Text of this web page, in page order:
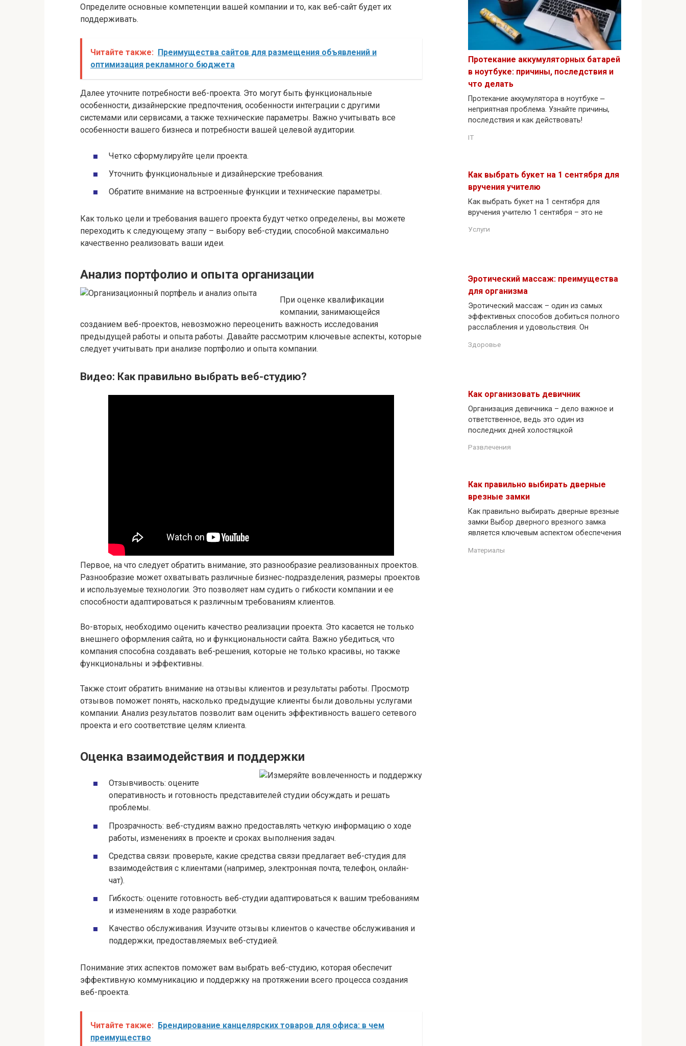
Определите основные компетенции вашей компании и то, как веб-сайт будет их
поддерживать.
Читайте также: Преимущества сайтов для размещения объявлений и
оптимизация рекламного бюджета
Далее уточните потребности веб-проекта. Это могут быть функциональные
особенности, дизайнерские предпочтения, особенности интеграции с другими
системами или сервисами, а также технические параметры. Важно учитывать все
особенности вашего бизнеса и потребности вашей целевой аудитории.
Четко сформулируйте цели проекта.
Уточнить функциональные и дизайнерские требования.
Обратите внимание на встроенные функции и технические параметры.
Как только цели и требования вашего проекта будут четко определены, вы можете
переходить к следующему этапу – выбору веб-студии, способной максимально
качественно реализовать ваши идеи.
Анализ портфолио и опыта организации
При оценке квалификации
компании, занимающейся
созданием веб-проектов, невозможно переоценить важность исследования
предыдущей работы и опыта работы. Давайте рассмотрим ключевые аспекты, которые
следует учитывать при анализе портфолио и опыта компании.
Видео: Как правильно выбрать веб-студию?
Первое, на что следует обратить внимание, это разнообразие реализованных проектов.
Разнообразие может охватывать различные бизнес-подразделения, размеры проектов
и используемые технологии. Это позволяет нам судить о гибкости компании и ее
способности адаптироваться к различным требованиям клиентов.
Во-вторых, необходимо оценить качество реализации проекта. Это касается не только
внешнего оформления сайта, но и функциональности сайта. Важно убедиться, что
компания способна создавать веб-решения, которые не только красивы, но также
функциональны и эффективны.
Также стоит обратить внимание на отзывы клиентов и результаты работы. Просмотр
отзывов поможет понять, насколько предыдущие клиенты были довольны услугами
компании. Анализ результатов позволит вам оценить эффективность вашего сетевого
проекта и его соответствие целям клиента.
Оценка взаимодействия и поддержки
Отзывчивость: оцените
оперативность и готовность представителей студии обсуждать и решать
проблемы.
Прозрачность: веб-студиям важно предоставлять четкую информацию о ходе
работы, изменениях в проекте и сроках выполнения задач.
Средства связи: проверьте, какие средства связи предлагает веб-студия для
взаимодействия с клиентами (например, электронная почта, телефон, онлайн-
чат).
Гибкость: оцените готовность веб-студии адаптироваться к вашим требованиям
и изменениям в ходе разработки.
Качество обслуживания. Изучите отзывы клиентов о качестве обслуживания и
поддержки, предоставляемых веб-студией.
Понимание этих аспектов поможет вам выбрать веб-студию, которая обеспечит
эффективную коммуникацию и поддержку на протяжении всего процесса создания
веб-проекта.
Читайте также: Брендирование канцелярских товаров для офиса: в чем
преимущество
Протекание аккумуляторных батарей
в ноутбуке: причины, последствия и
что делать
Протекание аккумулятора в ноутбуке ⎼
неприятная проблема. Узнайте причины,
последствия и как действовать!
IT
Как выбрать букет на 1 сентября для
вручения учителю
Как выбрать букет на 1 сентября для
вручения учителю 1 сентября – это не
Услуги
Эротический массаж: преимущества
для организма
Эротический массаж – один из самых
эффективных способов добиться полного
расслабления и удовольствия. Он
Здоровье
Как организовать девичник
Организация девичника – дело важное и
ответственное, ведь это один из
последних дней холостяцкой
Развлечения
Как правильно выбирать дверные
врезные замки
Как правильно выбирать дверные врезные
замки Выбор дверного врезного замка
является ключевым аспектом обеспечения
Материалы